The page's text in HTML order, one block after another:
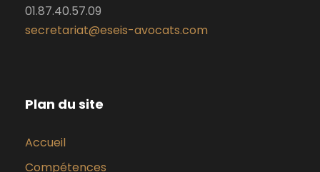
01.87.40.57.09
secretariat@eseis-avocats.com
Plan du site
Accueil
Compétences